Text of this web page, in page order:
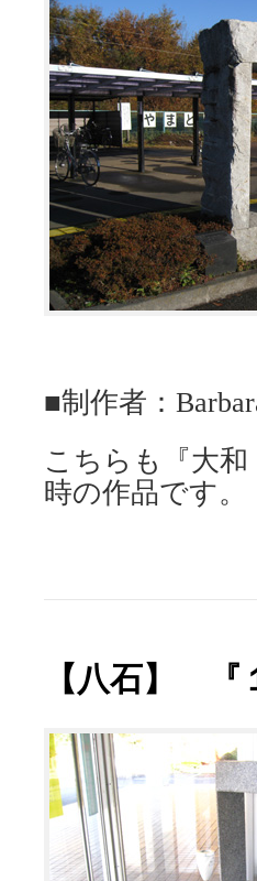
■制作者：
こちらも『大
時の作品です。
【八石】 『